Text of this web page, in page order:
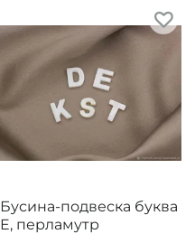
Бусина-подвеска буква
E, перламутр